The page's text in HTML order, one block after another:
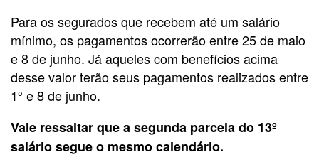
Para os segurados que recebem até um salário
mínimo, os pagamentos ocorrerão entre 25 de maio
e 8 de junho. Já aqueles com benefícios acima
desse valor terão seus pagamentos realizados entre
1º e 8 de junho.
Vale ressaltar que a segunda parcela do 13º
salário segue o mesmo calendário.